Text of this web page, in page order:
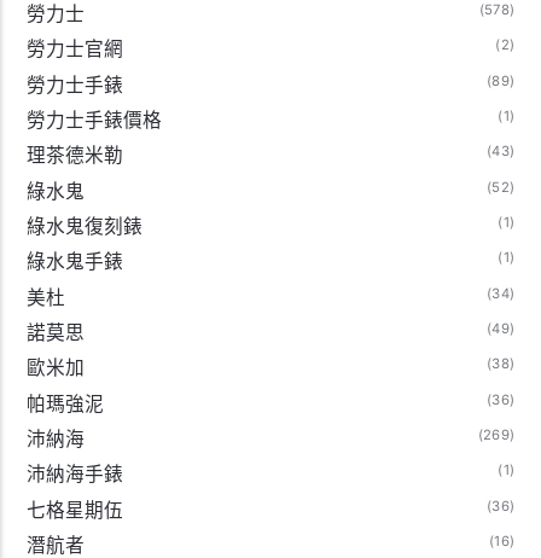
勞力士 (578)
勞力士官網 (2)
勞力士手錶 (89)
勞力士手錶價格 (1)
理茶德米勒 (43)
綠水鬼 (52)
綠水鬼復刻錶 (1)
綠水鬼手錶 (1)
美杜 (34)
諾莫思 (49)
歐米加 (38)
帕瑪強泥 (36)
沛納海 (269)
沛納海手錶 (1)
七格星期伍 (36)
潛航者 (16)